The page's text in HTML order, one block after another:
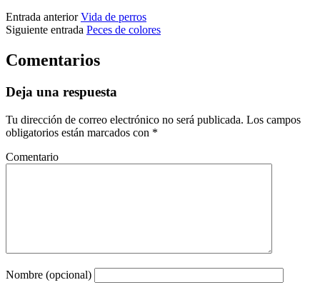
Entrada anterior Vida de perros
Siguiente entrada Peces de colores
Comentarios
Deja una respuesta
Tu dirección de correo electrónico no será publicada. Los campos
obligatorios están marcados con *
Comentario
Nombre (opcional)